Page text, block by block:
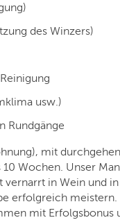
des Winzers)
usw.)
Rundgänge
mit
Wochen. Unser
vernarrt in Wein und
erfolgreich meistern.
mit Erfolgsbonus